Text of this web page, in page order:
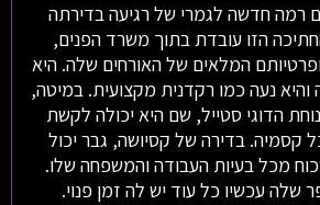
רמה חדשה לגמרי של רגיעה בדירתה
הזו עובדת בתוך משרד הפנים,
המלאים של האורחים שלה. היא
נעה כמו רקדנית מקצועית. במיטה,
הדוגי סטייל, שם היא יכולה לקשת
קסמיה. בדירה של קסיושה, גבר יכול
מכל בעיות העבודה והמשפחה שלו.
שלה עכשיו כל עוד יש לה זמן פנוי.